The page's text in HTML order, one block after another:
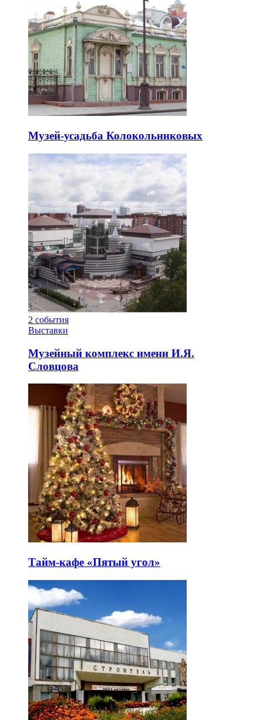
Музей-усадьба Колокольниковых
2 события
Выставки
Музейный комплекс имени И.Я.
Словцова
Тайм-кафе «Пятый угол»